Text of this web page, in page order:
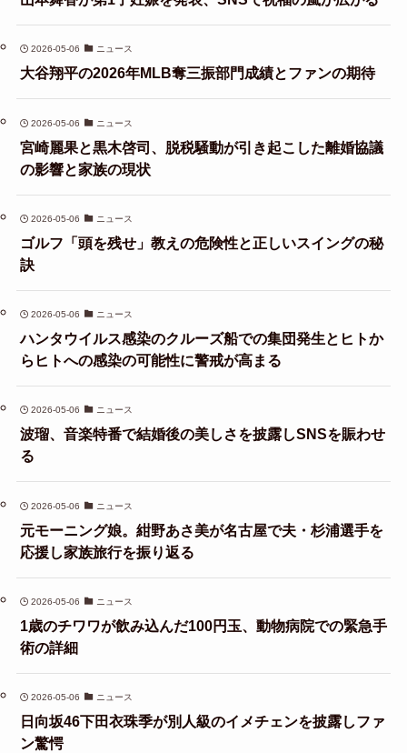
2026-05-06 ニュース
大谷翔平の2026年MLB奪三振部門成績とファンの期待
2026-05-06 ニュース
宮崎麗果と黒木啓司、脱税騒動が引き起こした離婚協議
の影響と家族の現状
2026-05-06 ニュース
ゴルフ「頭を残せ」教えの危険性と正しいスイングの秘
訣
2026-05-06 ニュース
ハンタウイルス感染のクルーズ船での集団発生とヒトか
らヒトへの感染の可能性に警戒が高まる
2026-05-06 ニュース
波瑠、音楽特番で結婚後の美しさを披露しSNSを賑わせ
る
2026-05-06 ニュース
元モーニング娘。紺野あさ美が名古屋で夫・杉浦選手を
応援し家族旅行を振り返る
2026-05-06 ニュース
1歳のチワワが飲み込んだ100円玉、動物病院での緊急手
術の詳細
2026-05-06 ニュース
日向坂46下田衣珠季が別人級のイメチェンを披露しファ
ン驚愕